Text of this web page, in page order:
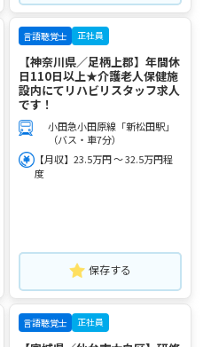
言語聴覚士 正社員
【神奈川県／足柄上郡】年間休
日110日以上★介護老人保健施
設内にてリハビリスタッフ求人
です！
小田急小田原線「新松田駅」
（バス・車7分）
【月収】23.5万円 ～ 32.5万円程
度
保存する
言語聴覚士 正社員